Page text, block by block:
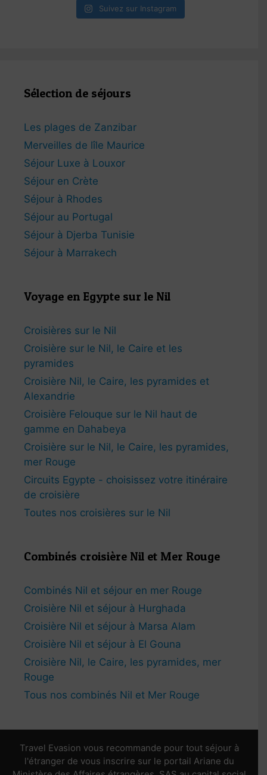
Suivez sur Instagram
Sélection de séjours
Les plages de Zanzibar
Merveilles de lîle Maurice
Séjour Luxe à Louxor
Séjour en Crète
Séjour à Rhodes
Séjour au Portugal
Séjour à Djerba Tunisie
Séjour à Marrakech
Voyage en Egypte sur le Nil
Croisières sur le Nil
Croisière sur le Nil, le Caire et les
pyramides
Croisière Nil, le Caire, les pyramides et
Alexandrie
Croisière Felouque sur le Nil haut de
gamme en Dahabeya
Croisière sur le Nil, le Caire, les pyramides,
mer Rouge
Circuits Egypte - choisissez votre itinéraire
de croisière
Toutes nos croisières sur le Nil
Combinés croisière Nil et Mer Rouge
Combinés Nil et séjour en mer Rouge
Croisière Nil et séjour à Hurghada
Croisière Nil et séjour à Marsa Alam
Croisière Nil et séjour à El Gouna
Croisière Nil, le Caire, les pyramides, mer
Rouge
Tous nos combinés Nil et Mer Rouge
Travel Evasion vous recommande pour tout séjour à
l'étranger de vous inscrire sur le portail Ariane du